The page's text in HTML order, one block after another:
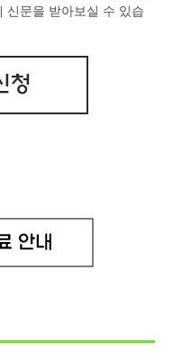
신문을 받아보실 수 있습